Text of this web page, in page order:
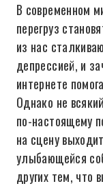
В современном
перегруз
из нас
депрессией, и
интернете
Однако не
по-настоящему
на сцену
улыбающейся
других тем, что